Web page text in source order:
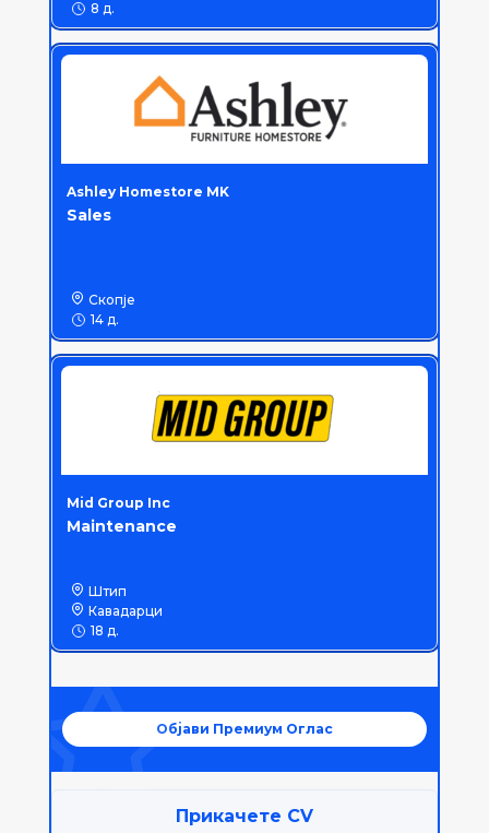
8 д.
Ashley Homestore MK
Sales
Скопје
14 д.
Mid Group Inc
Maintenance
Штип
Кавадарци
18 д.
Објави Премиум Оглас
Прикачете CV